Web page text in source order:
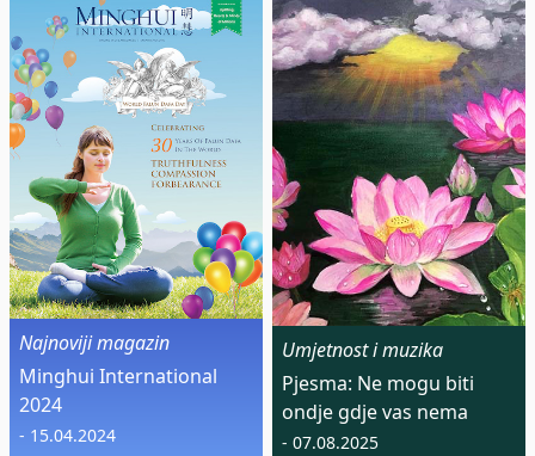
Najnoviji magazin
Minghui International
2024
- 15.04.2024
Umjetnost i muzika
Pjesma: Ne mogu biti
ondje gdje vas nema
- 07.08.2025